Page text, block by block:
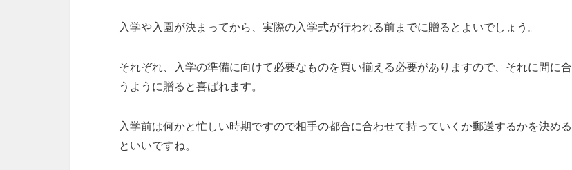
入学や入園が決まってから、実際の入学式が行われる前までに贈るとよいでしょう。
それぞれ、入学の準備に向けて必要なものを買い揃える必要がありますので、それに間に合
うように贈ると喜ばれます。
入学前は何かと忙しい時期ですので相手の都合に合わせて持っていくか郵送するかを決める
といいですね。